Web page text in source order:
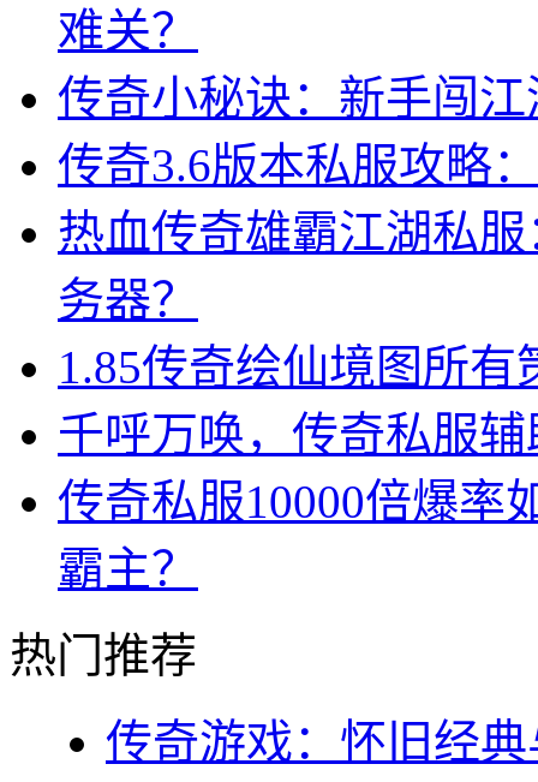
难关？
传奇小秘诀：新手闯
传奇3.6版本私服攻略
热血传奇雄霸江湖私
务器？
1.85传奇绘仙境图所有
千呼万唤，传奇私服
传奇私服10000倍爆率
霸主？
热门推荐
传奇游戏：怀旧经